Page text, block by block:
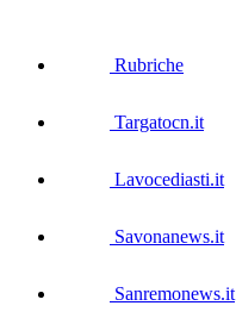
Rubriche
Targatocn.it
Lavocediasti.it
Savonanews.it
Sanremonews.it